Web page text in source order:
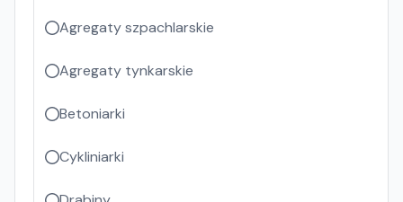
Agregaty szpachlarskie
Agregaty tynkarskie
Betoniarki
Cykliniarki